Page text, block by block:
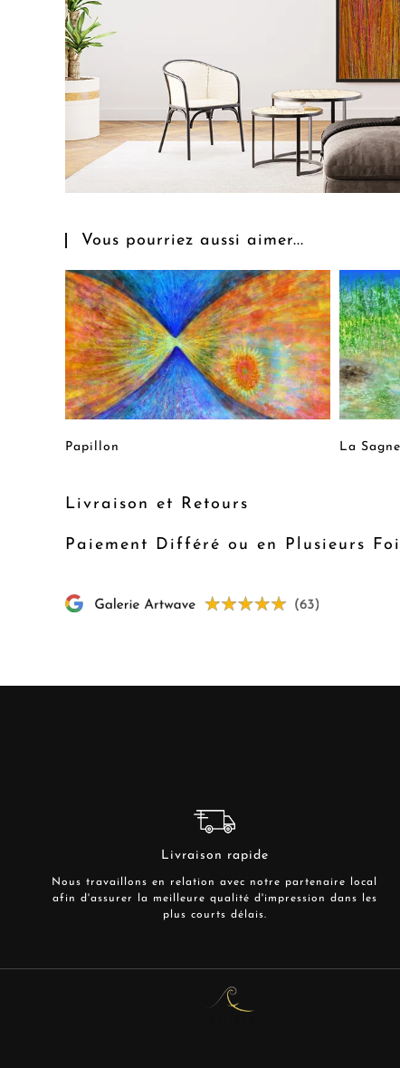
Vous pourriez aussi aimer...
Papillon La Sagne
Livraison et Retours
Paiement Différé ou en Plusieurs
Livraison rapide
Nous travaillons en relation avec notre partenaire local
afin d'assurer la meilleure qualité d'impression dans les
plus courts délais.